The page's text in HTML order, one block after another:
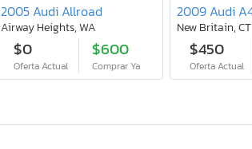
2005 Audi Allroad
Airway Heights, WA
$0
Oferta Actual
$600
Comprar Ya
New Britain, CT
$450
Oferta Actual